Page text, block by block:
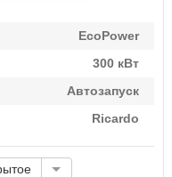
EcoPower
300 кВт
Автозапуск
Ricardo